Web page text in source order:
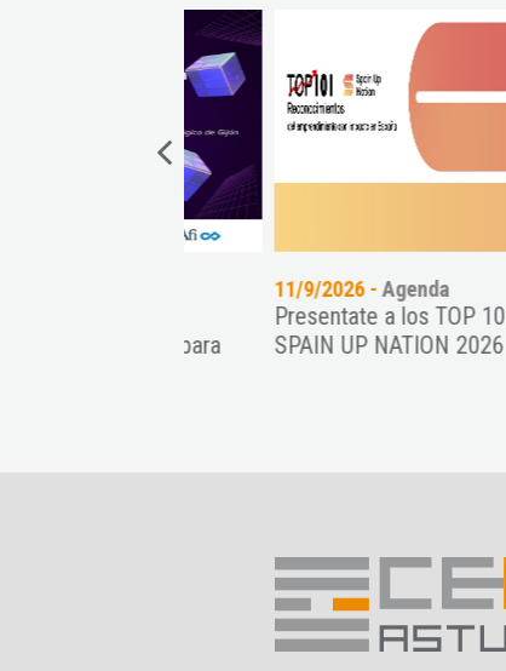
11/9/2026 -Agenda
Presentate a los TOP 101
SPAIN UP NATION 2026